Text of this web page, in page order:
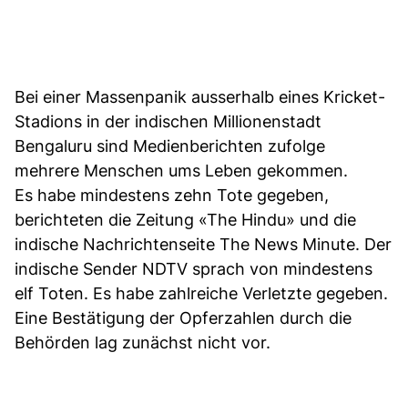
Bei einer Massenpanik ausserhalb eines Kricket-
Stadions in der indischen Millionenstadt
Bengaluru sind Medienberichten zufolge
mehrere Menschen ums Leben gekommen.
Es habe mindestens zehn Tote gegeben,
berichteten die Zeitung «The Hindu» und die
indische Nachrichtenseite The News Minute. Der
indische Sender NDTV sprach von mindestens
elf Toten. Es habe zahlreiche Verletzte gegeben.
Eine Bestätigung der Opferzahlen durch die
Behörden lag zunächst nicht vor.